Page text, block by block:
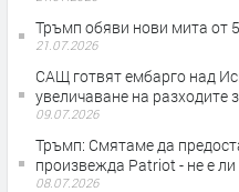
Тръмп обяви нови мита от
21.07.2026
САЩ готвят ембарго над
увеличаване на разходите
09.07.2026
Тръмп: Смятаме да
произвежда Patriot - не е ли
08.07.2026